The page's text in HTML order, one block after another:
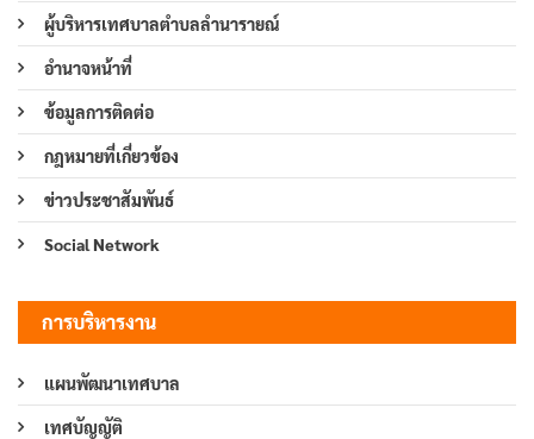
ผู้บริหารเทศบาลตำบลลำนารายณ์
อำนาจหน้าที่
ข้อมูลการติดต่อ
กฎหมายที่เกี่ยวข้อง
ข่าวประชาสัมพันธ์
Social Network
การบริหารงาน
แผนพัฒนาเทศบาล
เทศบัญญัติ